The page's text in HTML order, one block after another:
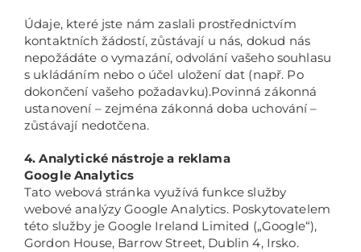
Údaje, které jste nám zaslali prostřednictvím
kontaktních žádostí, zůstávají u nás, dokud nás
nepožádáte o vymazání, odvolání vašeho souhlasu
s ukládáním nebo o účel uložení dat (např. Po
dokončení vašeho požadavku).Povinná zákonná
ustanovení – zejména zákonná doba uchování –
zůstávají nedotčena.
4. Analytické nástroje a reklama
Google Analytics
Tato webová stránka využívá funkce služby
webové analýzy Google Analytics. Poskytovatelem
této služby je Google Ireland Limited („Google“),
Gordon House, Barrow Street, Dublin 4, Irsko.